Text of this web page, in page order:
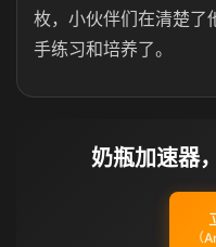
枚，小伙伴们在清楚了
手练习和培养了。
奶瓶加速器
（